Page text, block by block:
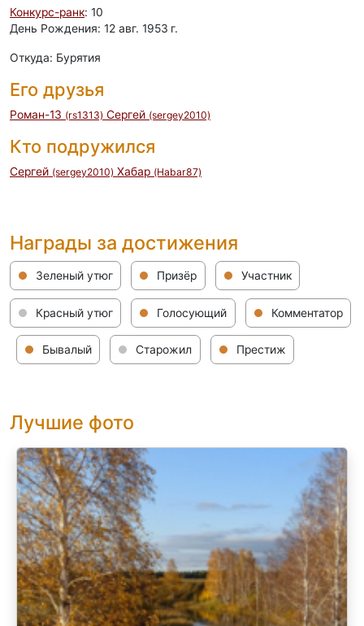
Конкурс-ранк: 10
День Рождения: 12 авг. 1953 г.
Откуда: Бурятия
Его друзья
Роман-13 (rs1313) Сергей (sergey2010)
Кто подружился
Сергей (sergey2010) Хабар (Habar87)
Награды за достижения
Зеленый утюг Призёр Участник
Красный утюг Голосующий Комментатор
Бывалый Старожил Престиж
Лучшие фото